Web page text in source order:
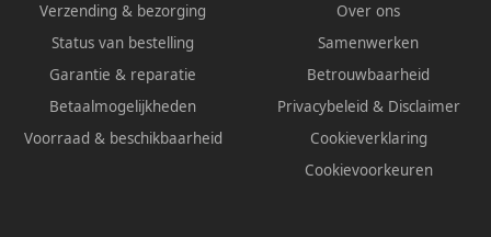
Verzending & bezorging
Status van bestelling
Garantie & reparatie
Betaalmogelijkheden
Voorraad & beschikbaarheid
Over ons
Samenwerken
Betrouwbaarheid
Privacybeleid & Disclaimer
Cookieverklaring
Cookievoorkeuren